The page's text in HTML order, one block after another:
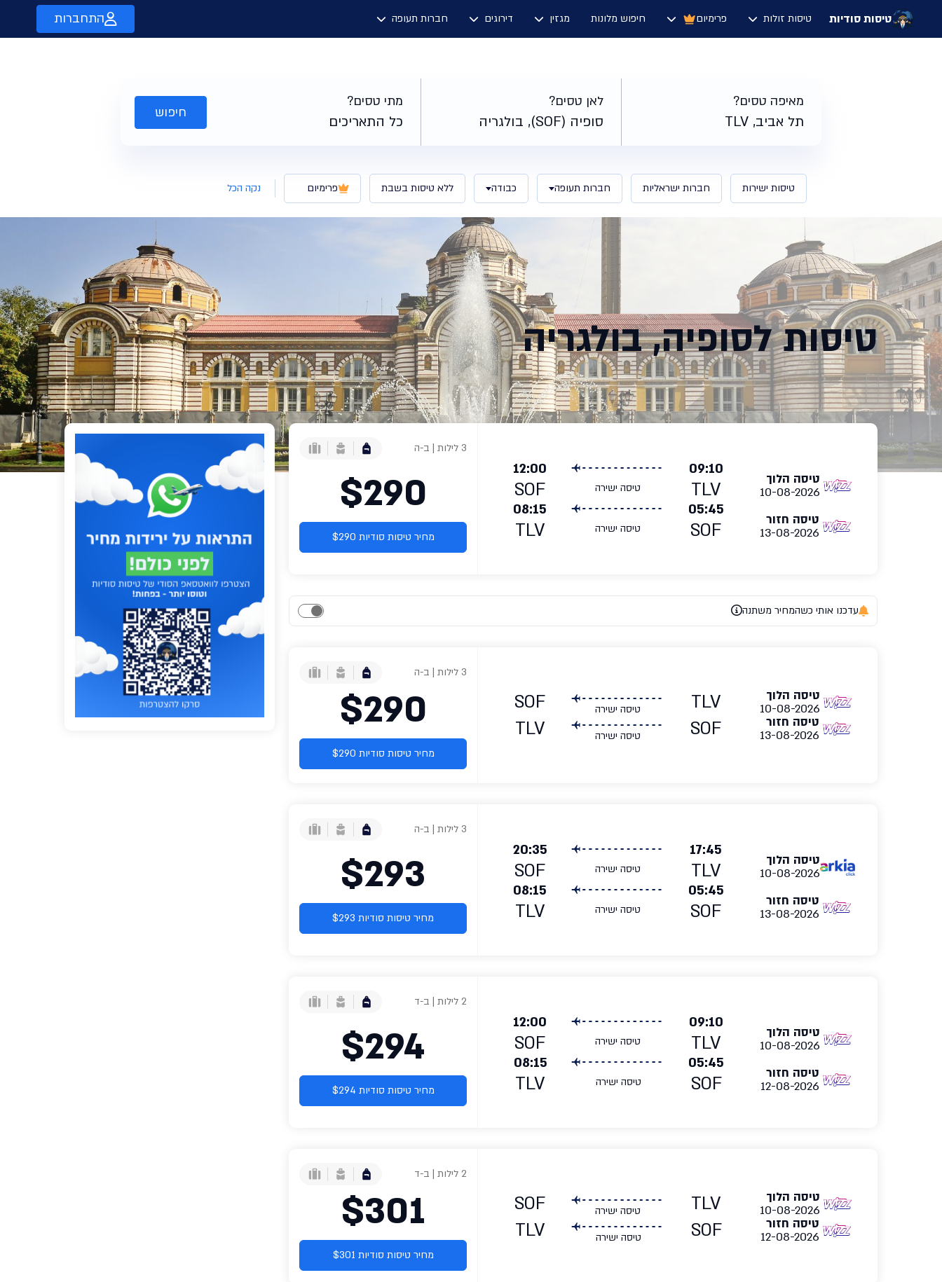
טיסות סודיות טיסות זולות פרימיום חיפוש מלונות מגזין דירוגים חברות תעופה התחברות
מאיפה טסים?
תל אביב, TLV
לאן טסים?
סופיה (SOF), בולגריה
מתי טסים?
כל התאריכים
חיפוש
טיסות ישירות חברות ישראליות חברות תעופה כבודה ללא טיסות בשבת פרימיום נקה הכל
טיסות לסופיה, בולגריה
טיסה הלוך
10-08-2026
09:10
TLV טיסה ישירה
12:00
SOF
טיסה חזור
13-08-2026
05:45
SOF טיסה ישירה
08:15
TLV
$290
3 לילות | ב-ה
מחיר טיסות סודיות $290
עדכנו אותי כשהמחיר משתנה
טיסה הלוך
10-08-2026
TLV טיסה ישירה SOF
טיסה חזור
13-08-2026
SOF טיסה ישירה TLV
$290
3 לילות | ב-ה
מחיר טיסות סודיות $290
טיסה הלוך
10-08-2026
17:45
TLV טיסה ישירה
20:35
SOF
טיסה חזור
13-08-2026
05:45
SOF טיסה ישירה
08:15
TLV
$293
3 לילות | ב-ה
מחיר טיסות סודיות $293
טיסה הלוך
10-08-2026
09:10
TLV טיסה ישירה
12:00
SOF
טיסה חזור
12-08-2026
05:45
SOF טיסה ישירה
08:15
TLV
$294
2 לילות | ב-ד
מחיר טיסות סודיות $294
טיסה הלוך
10-08-2026
TLV טיסה ישירה SOF
טיסה חזור
12-08-2026
SOF טיסה ישירה TLV
$301
2 לילות | ב-ד
מחיר טיסות סודיות $301